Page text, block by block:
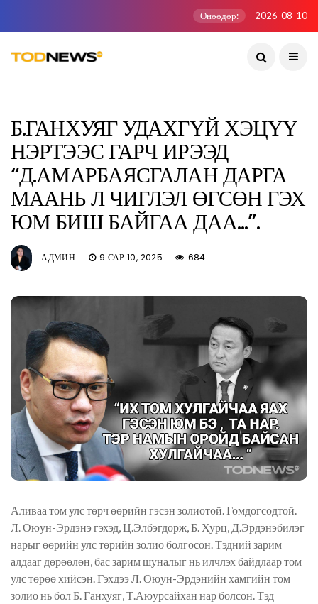
Өнөөдөр: 2026-08-10
Б.ГАНХУЯГ УДАХГҮЙ ХЭЦҮҮ
НЭРТЭЭС ГАРЧ ИРЭЭД
“Д.АМАРБАЯСГАЛАН ДАРГА
МААНЬ Л ЧИГЛЭЛ ӨГСӨН ГЭХ
ЮМ БИШ БАЙГАА ДАА...”.
АДМИН 9 САР 10, 2025 684
Аливаа том улс төрч өөрийн гэсэн золиотой. Гомдогсодтой.
Л. Оюун-Эрдэнэ гэхэд, Ц.Элбэгдорж, Б. Хурц, Д.Эрдэнэбилэг
нарыг өөрийн улс төрийн золио болгосон. Тэдний зарим
алдааг дөрөөлөн, бас зарим шуналыг нь илчлэх байдлаар том
улс төрөө хийсэн. Гэхдээ Л. Оюун-Эрдэнийн хамгийн том
золио нь бол Б. Ганхуяг, Т.Аюурсайхан нар болсон. Тэд